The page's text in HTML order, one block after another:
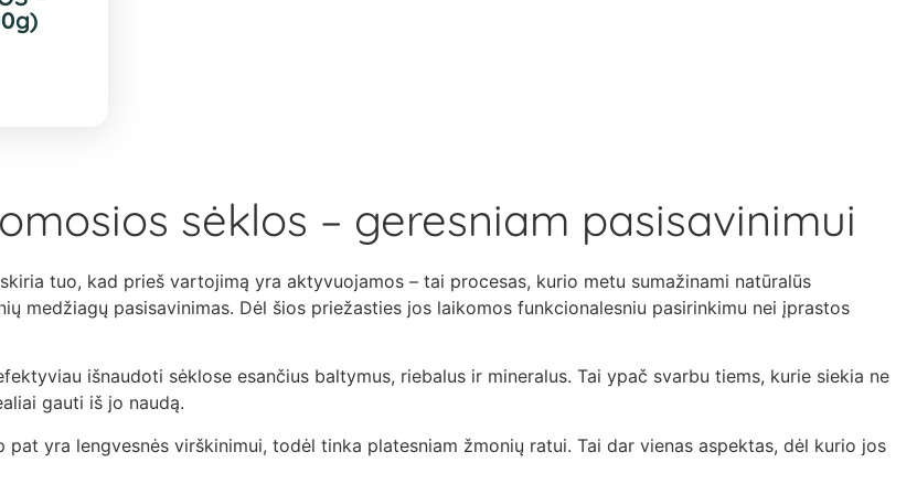
sėklos – geresniam pasisavinimui
tuo, kad prieš vartojimą yra aktyvuojamos – tai procesas, kurio metu sumažinami natūralūs
medžiagų pasisavinimas. Dėl šios priežasties jos laikomos funkcionalesniu pasirinkimu nei įprastos
išnaudoti sėklose esančius baltymus, riebalus ir mineralus. Tai ypač svarbu tiems, kurie siekia ne
gauti iš jo naudą.
yra lengvesnės virškinimui, todėl tinka platesniam žmonių ratui. Tai dar vienas aspektas, dėl kurio jos